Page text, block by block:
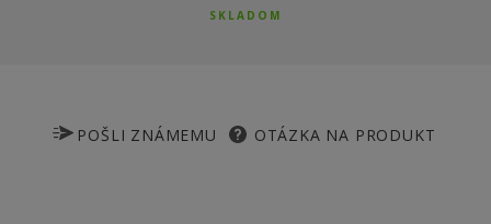
SKLADOM
POŠLI ZNÁMEMU OTÁZKA NA PRODUKT